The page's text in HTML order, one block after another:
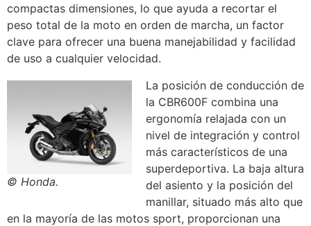
compactas dimensiones, lo que ayuda a recortar el
peso total de la moto en orden de marcha, un factor
clave para ofrecer una buena manejabilidad y facilidad
de uso a cualquier velocidad.
© Honda.
La posición de conducción de
la CBR600F combina una
ergonomía relajada con un
nivel de integración y control
más característicos de una
superdeportiva. La baja altura
del asiento y la posición del
manillar, situado más alto que
en la mayoría de las motos sport, proporcionan una